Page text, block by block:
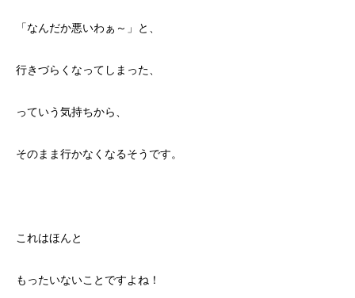
「なんだか悪いわぁ～」と、
行きづらくなってしまった、
っていう気持ちから、
そのまま行かなくなるそうです。
これはほんと
もったいないことですよね！